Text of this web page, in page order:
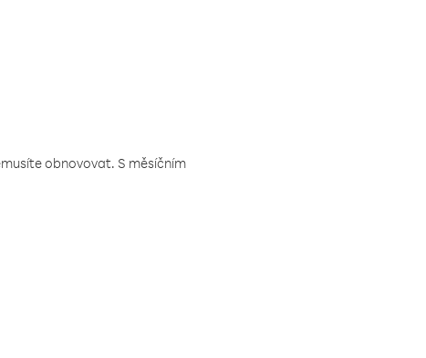
obnovovat. S měsíčním